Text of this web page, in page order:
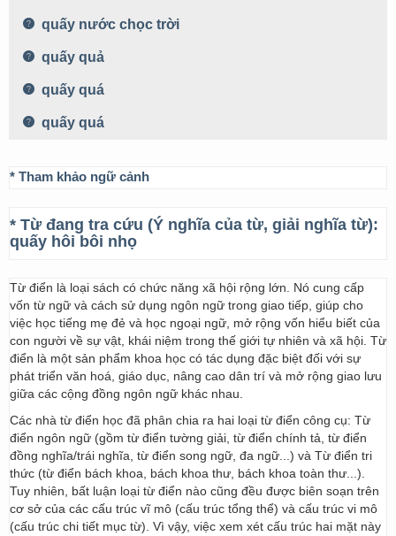
quấy nước chọc trời
quấy quả
quấy quá
quấy quá
* Tham khảo ngữ cảnh
* Từ đang tra cứu (Ý nghĩa của từ, giải nghĩa từ):
quấy hôi bôi nhọ
Từ điển là loại sách có chức năng xã hội rộng lớn. Nó cung cấp
vốn từ ngữ và cách sử dụng ngôn ngữ trong giao tiếp, giúp cho
việc học tiếng mẹ đẻ và học ngoại ngữ, mở rộng vốn hiểu biết của
con người về sự vật, khái niệm trong thế giới tự nhiên và xã hội. Từ
điển là một sản phẩm khoa học có tác dụng đặc biệt đối với sự
phát triển văn hoá, giáo dục, nâng cao dân trí và mở rộng giao lưu
giữa các cộng đồng ngôn ngữ khác nhau.
Các nhà từ điển học đã phân chia ra hai loại từ điển công cụ: Từ
điển ngôn ngữ (gồm từ điển tường giải, từ điển chính tả, từ điển
đồng nghĩa/trái nghĩa, từ điển song ngữ, đa ngữ...) và Từ điển tri
thức (từ điển bách khoa, bách khoa thư, bách khoa toàn thư...).
Tuy nhiên, bất luận loại từ điển nào cũng đều được biên soạn trên
cơ sở của các cấu trúc vĩ mô (cấu trúc tổng thể) và cấu trúc vi mô
(cấu trúc chi tiết mục từ). Vì vậy, việc xem xét cấu trúc hai mặt này